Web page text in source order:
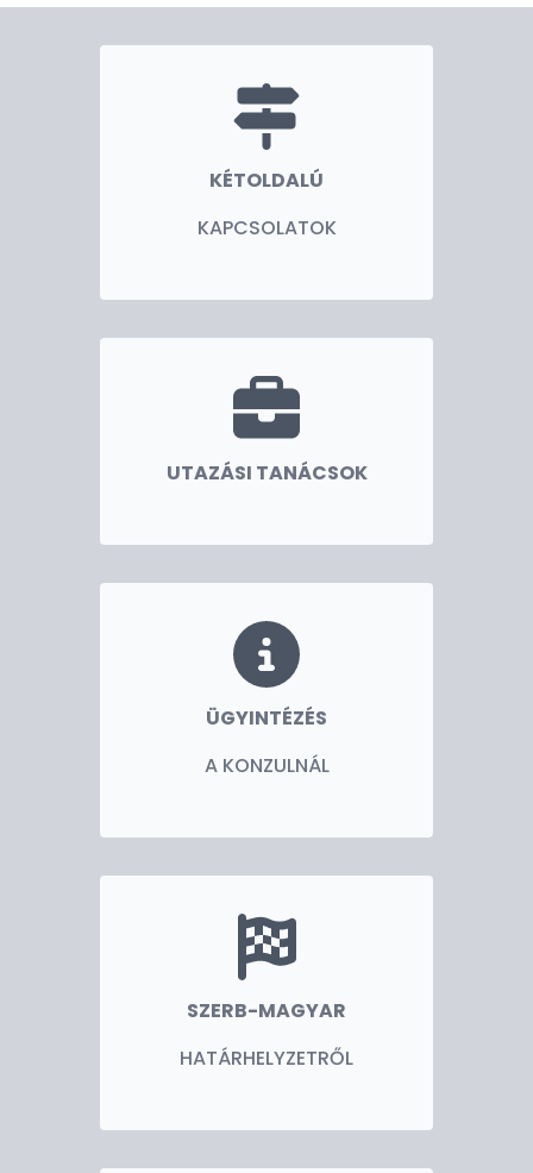
eseményeiről, kulturális programjainkról, valamint
felvilágosítást nyújtunk idegenforgalmi és konzuli
nyerhet a Nagykövetség és a - külképviselet kulturális
szolgálataként működő - Collegium Hungaricum
életébe, valamint munkánk legfontosabb
KÉTOLDALÚ
KAPCSOLATOK
UTAZÁSI TANÁCSOK
ÜGYINTÉZÉS
A KONZULNÁL
SZERB-MAGYAR
HATÁRHELYZETRŐL